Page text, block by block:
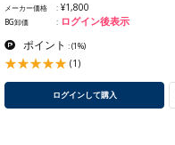
メーカー価格 ¥1,800
BG卸価 ログイン後表示
ポイント :(1%)
(1)
ログインして購入